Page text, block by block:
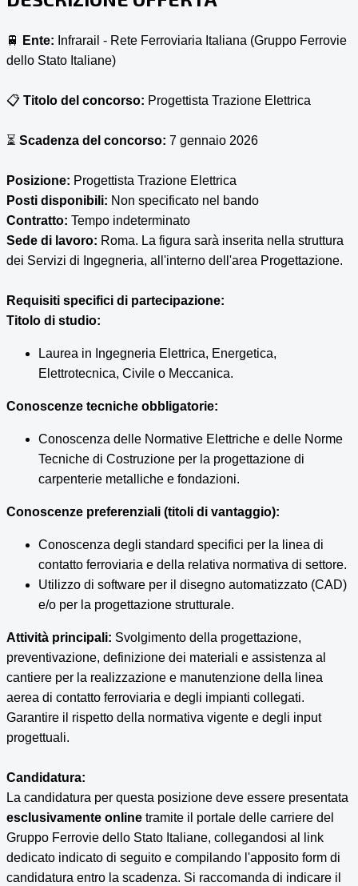
🚆 Ente: Infrarail - Rete Ferroviaria Italiana (Gruppo Ferrovie
dello Stato Italiane)
📋 Titolo del concorso: Progettista Trazione Elettrica
⏳ Scadenza del concorso: 7 gennaio 2026
Posizione: Progettista Trazione Elettrica
Posti disponibili: Non specificato nel bando
Contratto: Tempo indeterminato
Sede di lavoro: Roma. La figura sarà inserita nella struttura
dei Servizi di Ingegneria, all'interno dell'area Progettazione.
Requisiti specifici di partecipazione:
Titolo di studio:
Laurea in Ingegneria Elettrica, Energetica,
Elettrotecnica, Civile o Meccanica.
Conoscenze tecniche obbligatorie:
Conoscenza delle Normative Elettriche e delle Norme
Tecniche di Costruzione per la progettazione di
carpenterie metalliche e fondazioni.
Conoscenze preferenziali (titoli di vantaggio):
Conoscenza degli standard specifici per la linea di
contatto ferroviaria e della relativa normativa di settore.
Utilizzo di software per il disegno automatizzato (CAD)
e/o per la progettazione strutturale.
Attività principali: Svolgimento della progettazione,
preventivazione, definizione dei materiali e assistenza al
cantiere per la realizzazione e manutenzione della linea
aerea di contatto ferroviaria e degli impianti collegati.
Garantire il rispetto della normativa vigente e degli input
progettuali.
Candidatura:
La candidatura per questa posizione deve essere presentata
esclusivamente online tramite il portale delle carriere del
Gruppo Ferrovie dello Stato Italiane, collegandosi al link
dedicato indicato di seguito e compilando l'apposito form di
candidatura entro la scadenza. Si raccomanda di indicare il